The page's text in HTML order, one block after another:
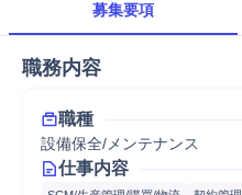
募集要項
職務内容
職種
設備保全/メンテナンス
仕事内容